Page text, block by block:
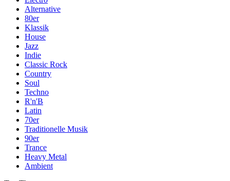
Alternative
80er
Klassik
House
Jazz
Indie
Classic Rock
Country
Soul
Techno
R'n'B
Latin
70er
Traditionelle Musik
90er
Trance
Heavy Metal
Ambient